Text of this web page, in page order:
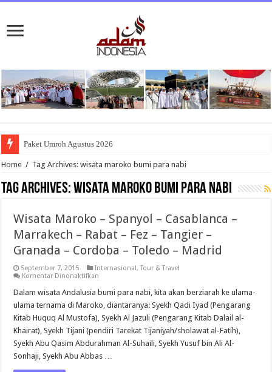
Paket Umroh Agustus 2026
Home / Tag Archives: wisata maroko bumi para nabi
Tag Archives:wisata maroko bumi para nabi
Wisata Maroko – Spanyol – Casablanca –
Marrakech – Rabat – Fez – Tangier –
Granada – Cordoba – Toledo – Madrid
September 7, 2015 Internasional,Tour & Travel
Komentar Dinonaktifkan
Maroko
Spanyol
–
Casablanca
–
Marrakech
–
Rabat
Dalam wisata Andalusia bumi para nabi, kita akan berziarah ke ulama-
ulama ternama di Maroko, diantaranya: Syekh Qadi Iyad (Pengarang
Kitab Huquq Al Mustofa), Syekh Al Jazuli (Pengarang Kitab Dalail al-
Khairat), Syekh Tijani (pendiri Tarekat Tijaniyah/sholawat al-Fatih),
Syekh Abu Qasim Abdurahman Al-Suhaili, Syekh Yusuf bin Ali Al-
Sonhaji, Syekh Abu Abbas …